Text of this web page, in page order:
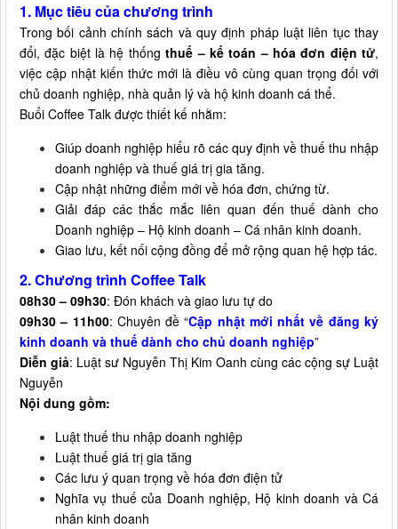
1. Mục tiêu của chương trình
Trong bối cảnh chính sách và quy định pháp luật liên tục thay
đổi, đặc biệt là hệ thốngthuế – kế toán – hóa đơn điện tử,
việc cập nhật kiến thức mới là điều vô cùng quan trọng đối với
chủ doanh nghiệp, nhà quản lý và hộ kinh doanh cá thể.
Buổi Coffee Talk được thiết kế nhằm:
Giúp doanh nghiệp hiểu rõ các quy định về thuế thu nhập
doanh nghiệp và thuế giá trị gia tăng.
Cập nhật những điểm mới về hóa đơn, chứng từ.
Giải đáp các thắc mắc liên quan đến thuế dành cho
Doanh nghiệp – Hộ kinh doanh – Cá nhân kinh doanh.
Giao lưu, kết nối cộng đồng để mở rộng quan hệ hợp tác.
2. Chương trình Coffee Talk
08h30 – 09h30: Đón khách và giao lưu tự do
09h30 – 11h00: Chuyên đề “Cập nhật mới nhất về đăng ký
kinh doanh và thuế dành cho chủ doanh nghiệp”
Diễn giả: Luật sư Nguyễn Thị Kim Oanh cùng các cộng sự Luật
Nguyễn
Nội dung gồm:
Luật thuế thu nhập doanh nghiệp
Luật thuế giá trị gia tăng
Các lưu ý quan trọng về hóa đơn điện tử
Nghĩa vụ thuế của Doanh nghiệp, Hộ kinh doanh và Cá
nhân kinh doanh